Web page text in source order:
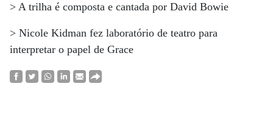
> A trilha é composta e cantada por David Bowie
> Nicole Kidman fez laboratório de teatro para
interpretar o papel de Grace